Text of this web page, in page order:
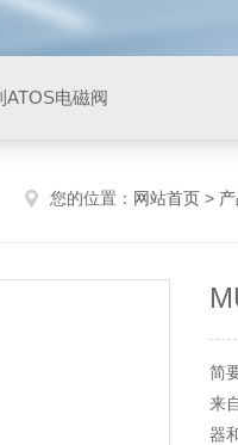
ATOS电磁阀
您的位置： 网站首页 >
简
来
器